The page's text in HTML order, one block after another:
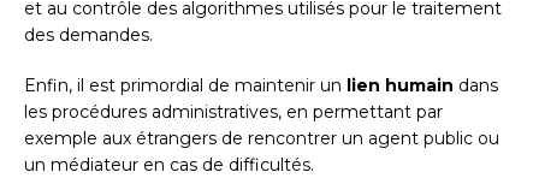
et au contrôle des algorithmes utilisés pour le traitement
des demandes.
Enfin, il est primordial de maintenir un lien humain dans
les procédures administratives, en permettant par
exemple aux étrangers de rencontrer un agent public ou
un médiateur en cas de difficultés.